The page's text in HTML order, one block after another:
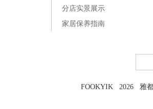
分店实景展示
家居保养指南
FOOKYIK 2026 雅都